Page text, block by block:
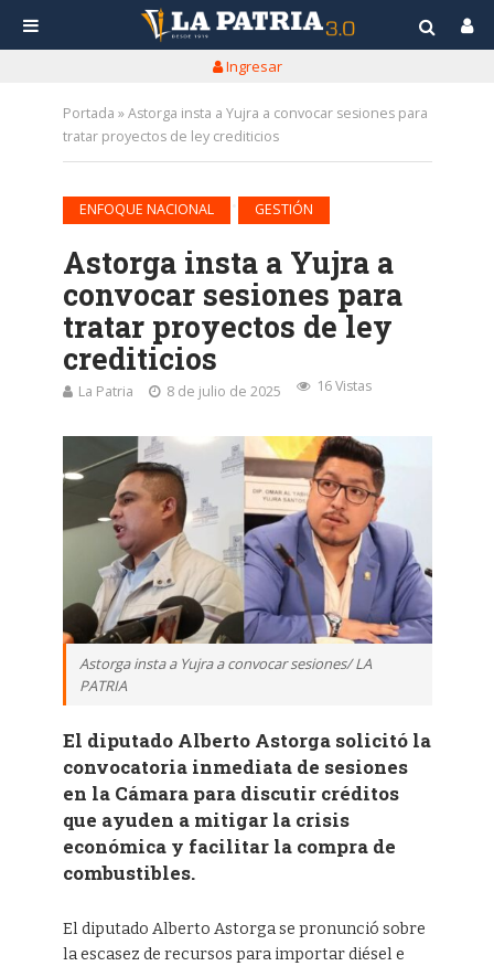
Ingresar
Portada »Astorga insta a Yujra a convocar sesiones para
tratar proyectos de ley crediticios
ENFOQUE NACIONAL GESTIÓN
Astorga insta a Yujra a
convocar sesiones para
tratar proyectos de ley
crediticios
La Patria 8 de julio de 2025 16 Vistas
Astorga insta a Yujra a convocar sesiones/ LA
PATRIA
El diputado Alberto Astorga solicitó la
convocatoria inmediata de sesiones
en la Cámara para discutir créditos
que ayuden a mitigar la crisis
económica y facilitar la compra de
combustibles.
El diputado Alberto Astorga se pronunció sobre
la escasez de recursos para importar diésel e